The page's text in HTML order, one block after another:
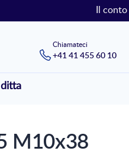
Il
Chiamateci
+41 41 455 60 10
ditta
M10x38